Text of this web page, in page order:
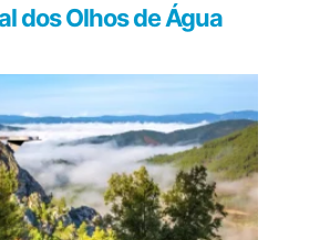
dos Olhos de Água